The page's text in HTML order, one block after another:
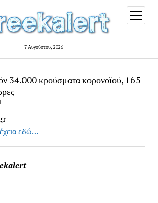
7 Αυγούστου, 2026
open
menu
34.000 κρούσματα κορονοϊού, 165
εδώ…